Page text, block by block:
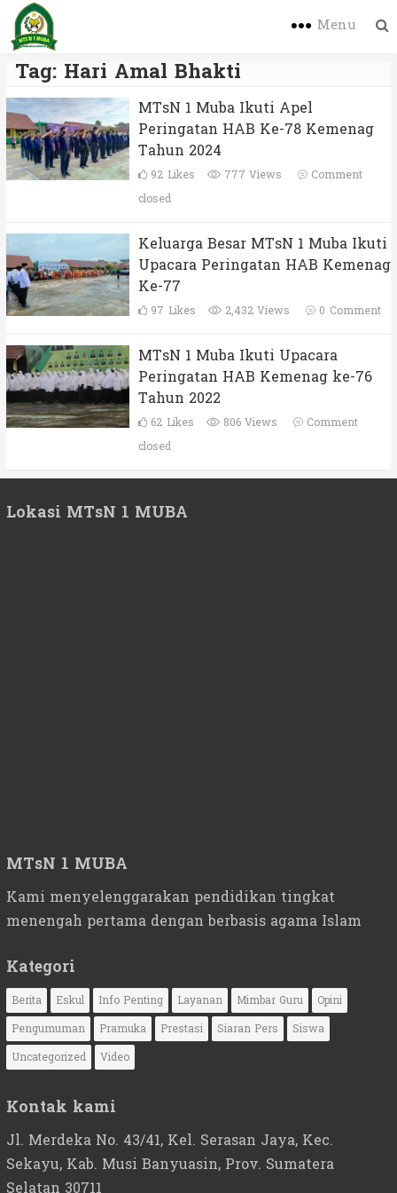
Menu
Tag: Hari Amal Bhakti
MTsN 1 Muba Ikuti Apel
Peringatan HAB Ke-78 Kemenag
Tahun 2024
92 Likes 777 Views
Comment
closed
Keluarga Besar MTsN 1 Muba Ikuti
Upacara Peringatan HAB Kemenag
Ke-77
97 Likes 2,432 Views 0 Comment
MTsN 1 Muba Ikuti Upacara
Peringatan HAB Kemenag ke-76
Tahun 2022
62 Likes 806 Views
Comment
closed
Lokasi MTsN 1 MUBA
MTsN 1 MUBA
Kami menyelenggarakan pendidikan tingkat
menengah pertama dengan berbasis agama Islam
Kategori
Berita Eskul Info Penting Layanan Mimbar Guru
Opini
Pengumuman
Pramuka Prestasi Siaran Pers
Siswa
Uncategorized
Video
Kontak kami
Jl. Merdeka No. 43/41, Kel. Serasan Jaya, Kec.
Sekayu, Kab. Musi Banyuasin, Prov. Sumatera